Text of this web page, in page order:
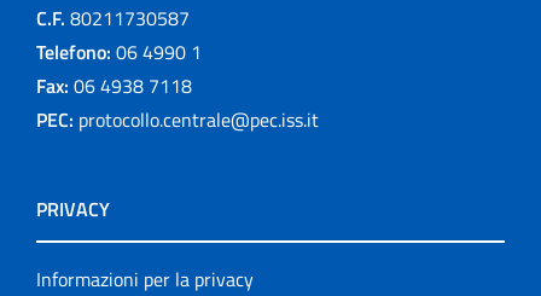
C.F. 80211730587
Telefono: 06 4990 1
Fax: 06 4938 7118
PEC: protocollo.centrale@pec.iss.it
PRIVACY
Informazioni per la privacy